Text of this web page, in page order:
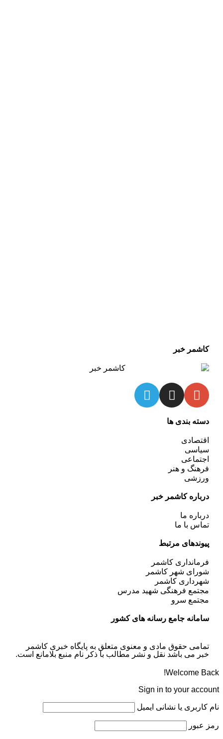
کاشمر خبر
دسته بندی ها
اقتصادی
سیاسی
اجتماعی
فرهنگ و هنر
ورزشی
درباره کاشمر خبر
درباره ما
تماس با ما
پیوندهای مرتبط
فرمانداری کاشمر
شورای شهر کاشمر
شهرداری کاشمر
مجتمع فرهنگی شهید مدرس
مجتمع سرو
سامانه جامع رسانه های کشور
تمامی حقوق مادی و معنوی متعلق به پایگاه خبری کاشمر
خبر می باشد نقل و نشر مطالب با ذکر نام منبع بلامانع است.
Welcome Back!
Sign in to your account
نام کاربری یا نشانی ایمیل
رمز عبور